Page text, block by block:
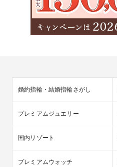
婚約指輪・結婚指輪さがし
プレミアムジュエリー
国内リゾート
プレミアムウォッチ